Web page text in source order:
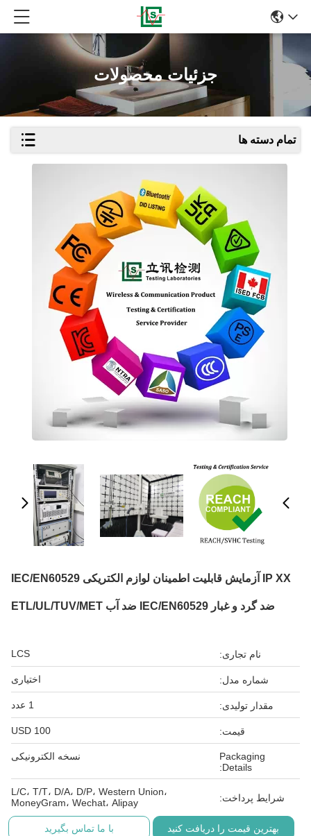
جزئیات محصولات
تمام دسته ها
IP XX آزمایش قابلیت اطمینان لوازم الکتریکی IEC/EN60529
ضد گرد و غبار IEC/EN60529 ضد آب ETL/UL/TUV/MET
نام تجاری: LCS
شماره مدل: اختیاری
مقدار تولیدی: 1 عدد
قیمت: 100 USD
Packaging
Details:
نسخه الکترونیکی
شرایط پرداخت:
L/C، T/T، D/A، D/P، Western Union،
MoneyGram، Wechat، Alipay
بهترین قیمت را دریافت کنید با ما تماس بگیرید